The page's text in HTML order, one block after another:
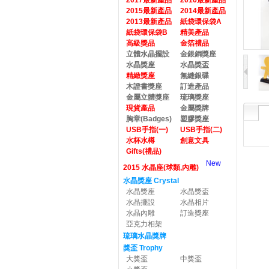
2015最新產品
2014最新產品
2013最新產品
紙袋環保袋A
紙袋環保袋B
精美產品
高級獎品
金箔禮品
立體水晶擺設
金銀銅獎座
水晶獎座
水晶獎盃
精緻獎座
無縫銀碟
木證書獎座
訂造產品
金屬立體獎座
琉璃獎座
現貨產品
金屬獎牌
胸章(Badges)
塑膠獎座
USB手指(一)
USB手指(二)
水杯水樽
創意文具
Gifts(禮品)
2015 水晶座(球類,內雕)
New
水晶獎座 Crystal
水晶獎座
水晶獎盃
水晶擺設
水晶相片
水晶內雕
訂造獎座
亞克力相架
琉璃水晶獎牌
獎盃 Trophy
大獎盃
中獎盃